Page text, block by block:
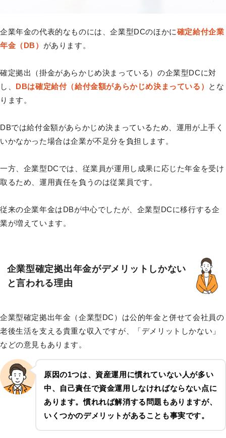
企業年金の代表的なものには、企業型DCのほかに確定給付企業
年金（DB） があります。
確定拠出（掛金があらかじめ決まっている）の企業型DCに対
し、 DBは確定給付（給付金額があらかじめ決まっている）
とな
ります。
DBでは給付金額があらかじめ決まっているため、運用が上手く
いかなかった場合は企業が不足分を負担します。
一方、企業型DCでは、従業員が運用し成果に応じた年金を受け
取るため、運用責任を負うのは従業員です。
従来の企業年金はDBが中心でしたが、企業型DCに移行する企
業が増えています。
企業型確定拠出年金がデメリットしかない
と言われる理由
企業型確定拠出年金（企業型DC）は公的年金と併せて会社員の
老後生活を支える貴重な収入ですが、「デメリットしかない」
などの意見もあります。
原因の1つは、資産運用に慣れていない人が多い
中、自己責任で資金運用しなければならない点に
あります。慣れれば解消する問題もありますが、
いくつかのデメリットがあることも事実です。